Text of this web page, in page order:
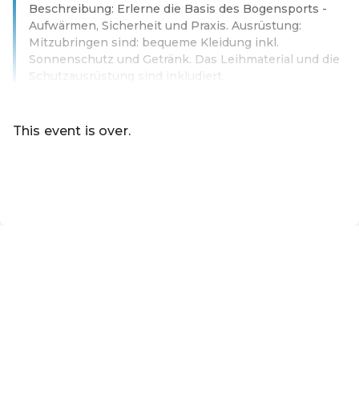
Beschreibung: Erlerne die Basis des Bogensports -
Aufwärmen, Sicherheit und Praxis. Ausrüstung:
Mitzubringen sind: bequeme Kleidung inkl.
Sonnenschutz und Getränk. Das Leihmaterial und die
Schutzausrüstung sind inkludiert.
This event is over.